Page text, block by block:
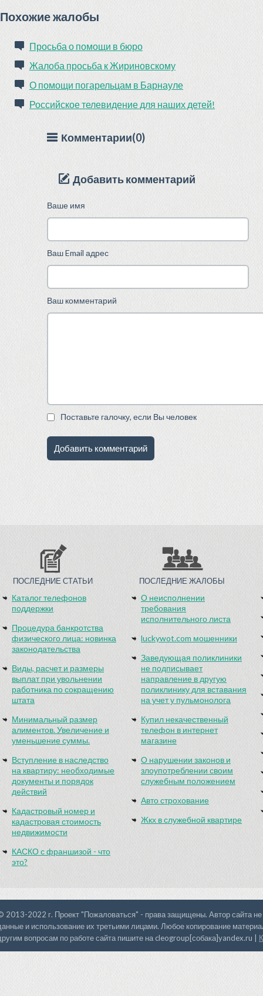
Похожие жалобы
Просьба о помощи в бюро
Жалоба просьба к Жириновскому
О помощи погарельцам в Барнауле
Российское телевидение для наших детей!
Комментарии(0)
Добавить комментарий
Ваше имя
Ваш Email адрес
Ваш комментарий
Поставьте галочку, если Вы человек
ПОСЛЕДНИЕ СТАТЬИ
Каталог телефонов
поддержки
Процедура банкротства
физического лица: новинка
законодательства
Виды, расчет и размеры
выплат при увольнении
работника по сокращению
штата
Минимальный размер
алиментов. Увеличение и
уменьшение суммы.
Вступление в наследство
на квартиру: необходимые
документы и порядок
действий
Кадастровый номер и
кадастровая стоимость
недвижимости
КАСКО с франшизой - что
это?
ПОСЛЕДНИЕ ЖАЛОБЫ
О неисполнении
требования
исполнительного листа
luckywot.com мошенники
Заведующая поликлиники
не подписывает
направление в другую
поликлинику для вставания
на учет у пульмонолога
Купил некачественный
телефон в интернет
магазине
О нарушении законов и
злоупотреблении своим
служебным положением
Авто строхование
Жкх в служебной квартире
2013-2022 г. Проект "Пожаловаться" - права защищены. Автор сайта не
и использование их третьими лицами. Любое копирование
вопросам по работе сайта пишите на cleogroup[собака]yandex.ru |